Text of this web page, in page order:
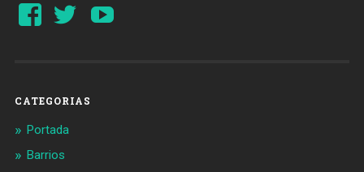
Ver
perfil
Ver
perfil
CATEGORIAS
Portada
Barrios